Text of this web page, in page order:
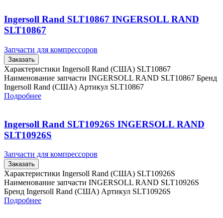
Ingersoll Rand SLT10867 INGERSOLL RAND
SLT10867
Запчасти для компрессоров
Заказать
Характеристики Ingersoll Rand (США) SLT10867
Наименование запчасти INGERSOLL RAND SLT10867 Бренд
Ingersoll Rand (США) Артикул SLT10867
Подробнее
Ingersoll Rand SLT10926S INGERSOLL RAND
SLT10926S
Запчасти для компрессоров
Заказать
Характеристики Ingersoll Rand (США) SLT10926S
Наименование запчасти INGERSOLL RAND SLT10926S
Бренд Ingersoll Rand (США) Артикул SLT10926S
Подробнее